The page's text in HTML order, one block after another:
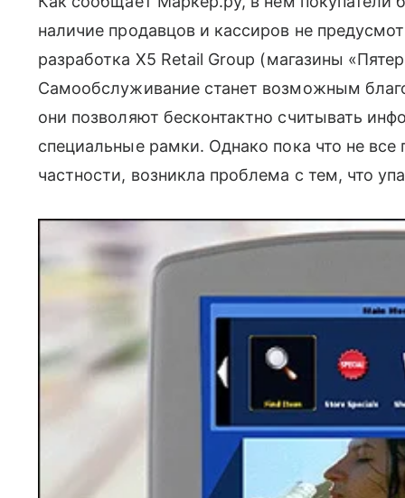
наличие продавцов и кассиров не
разработка X5 Retail Group (магазины
Самообслуживание станет возможным
они позволяют бесконтактно считывать
специальные рамки. Однако пока что не
частности, возникла проблема с тем, что